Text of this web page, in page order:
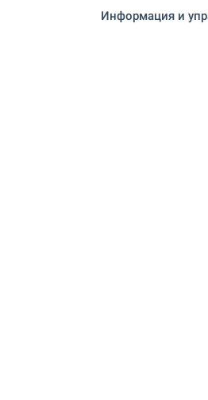
Информация и